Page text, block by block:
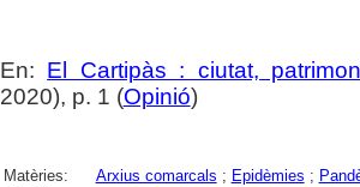
En: El Cartipàs : ciutat,
2020), p. 1 (Opinió)
Matèries: Arxius comarcals ; Epidèmies ;